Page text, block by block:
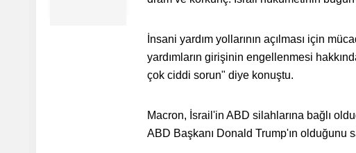
İnsani yardım yollarının açılması için
yardımların girişinin engellenmesi
çok ciddi sorun" diye konuştu.
Macron, İsrail'in ABD silahlarına bağlı
ABD Başkanı Donald Trump'ın olduğunu